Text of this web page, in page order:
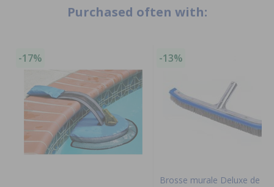
Purchased often with:
-17% -13%
Brosse murale Deluxe de 18